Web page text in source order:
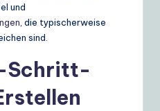
und
, die typischerweise
sind.